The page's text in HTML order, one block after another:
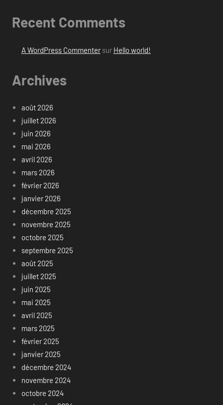
Recent Comments
A WordPress Commentersur Hello world!
Archives
août 2026
juillet 2026
juin 2026
mai 2026
avril 2026
mars 2026
février 2026
janvier 2026
décembre 2025
novembre 2025
octobre 2025
septembre 2025
août 2025
juillet 2025
juin 2025
mai 2025
avril 2025
mars 2025
février 2025
janvier 2025
décembre 2024
novembre 2024
octobre 2024